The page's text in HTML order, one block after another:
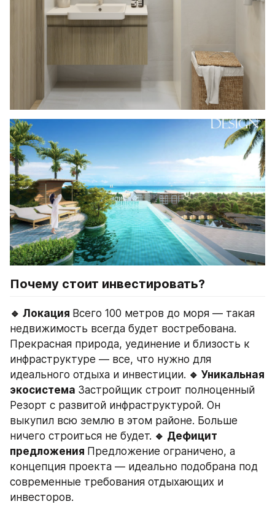
Почему стоит инвестировать?
🔹 Локация Всего 100 метров до моря — такая
недвижимость всегда будет востребована.
Прекрасная природа, уединение и близость к
инфраструктуре — все, что нужно для
идеального отдыха и инвестиции. 🔹 Уникальная
экосистема Застройщик строит полноценный
Резорт с развитой инфраструктурой. Он
выкупил всю землю в этом районе. Больше
ничего строиться не будет. 🔹 Дефицит
предложения Предложение ограничено, а
концепция проекта — идеально подобрана под
современные требования отдыхающих и
инвесторов.